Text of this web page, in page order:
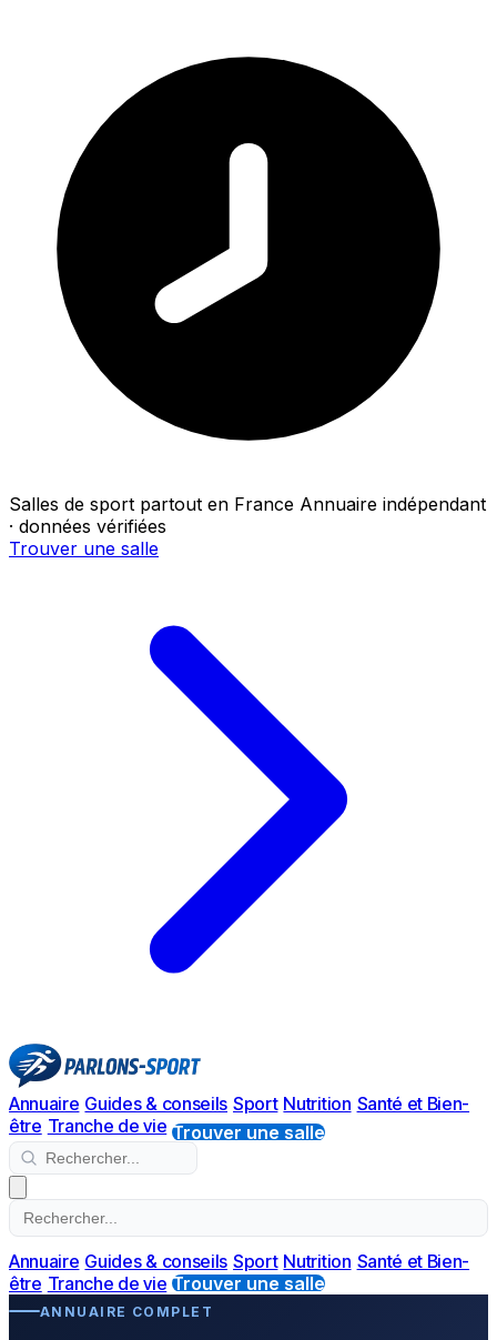
Salles de sport partout en France Annuaire indépendant
· données vérifiées
Trouver une salle
Annuaire Guides & conseils Sport Nutrition Santé et Bien-
être Tranche de vie Trouver une salle
Annuaire Guides & conseils Sport Nutrition Santé et Bien-
être Tranche de vie Trouver une salle
ANNUAIRE COMPLET